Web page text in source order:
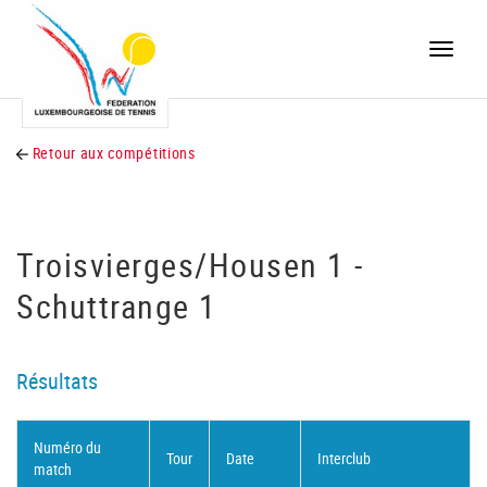
Toggle
Retour aux compétitions
Troisvierges/Housen 1 -
Schuttrange 1
Résultats
Numéro du
match
Tour Date Interclub